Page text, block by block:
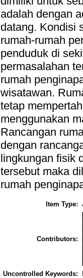
adalah dengan
datang. Kondisi
rumah-rumah
penduduk di
permasalahan
rumah
wisatawan.
tetap
menggunakan
Rancangan
dengan
lingkungan fisik
tersebut maka
rumah
Item Type:
Contributors:
Uncontrolled Keywords: